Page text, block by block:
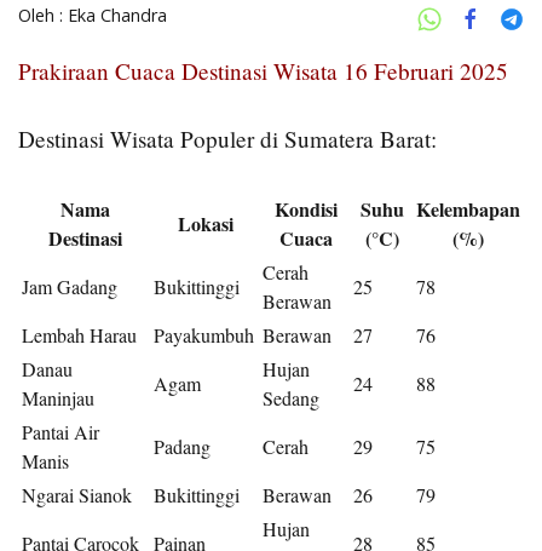
Oleh : Eka Chandra
Prakiraan Cuaca Destinasi Wisata 16 Februari 2025
Destinasi Wisata Populer di Sumatera Barat:
Nama
Destinasi
Lokasi
Kondisi
Cuaca
Suhu
(°C)
Kelembapan
(%)
Jam Gadang Bukittinggi
Cerah
Berawan
25
78
Lembah Harau
Payakumbuh Berawan 27
76
Danau
Maninjau
Agam
Hujan
Sedang
24
88
Pantai Air
Manis
Padang Cerah 29
75
Ngarai Sianok
Bukittinggi Berawan 26
79
Pantai Carocok Painan
Hujan
28
85